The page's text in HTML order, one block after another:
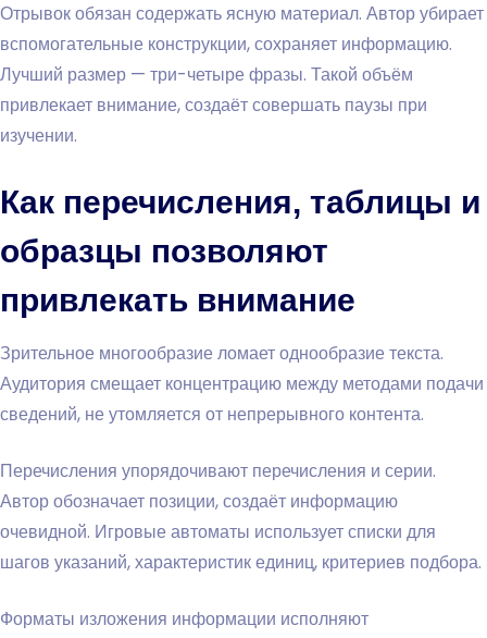
Отрывок обязан содержать ясную материал. Автор убирает
вспомогательные конструкции, сохраняет информацию.
Лучший размер — три-четыре фразы. Такой объём
привлекает внимание, создаёт совершать паузы при
изучении.
Как перечисления, таблицы и
образцы позволяют
привлекать внимание
Зрительное многообразие ломает однообразие текста.
Аудитория смещает концентрацию между методами подачи
сведений, не утомляется от непрерывного контента.
Перечисления упорядочивают перечисления и серии.
Автор обозначает позиции, создаёт информацию
очевидной. Игровые автоматы использует списки для
шагов указаний, характеристик единиц, критериев подбора.
Форматы изложения информации исполняют